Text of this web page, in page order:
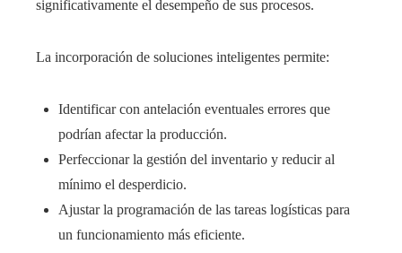
significativamente el desempeño de sus procesos.
La incorporación de soluciones inteligentes permite:
Identificar con antelación eventuales errores que
podrían afectar la producción.
Perfeccionar la gestión del inventario y reducir al
mínimo el desperdicio.
Ajustar la programación de las tareas logísticas para
un funcionamiento más eficiente.